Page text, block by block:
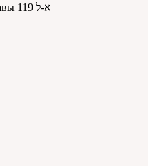
Теилим на сегодня – 25 Ава: главы 119 א-ל